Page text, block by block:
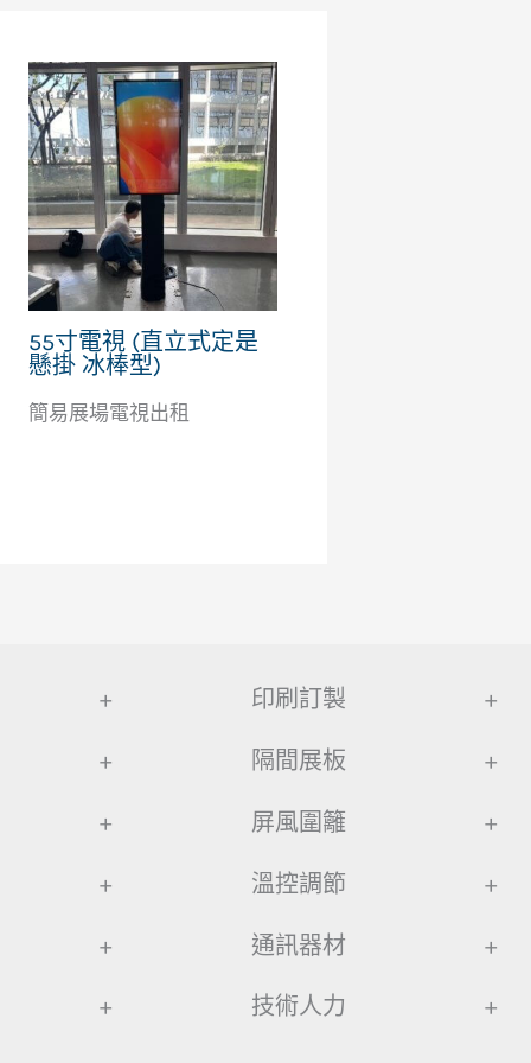
55寸電視 (直立式定是
懸掛 冰棒型)
簡易展場電視出租
+
+
+
+
+
+
印刷訂製 +
隔間展板 +
屏風圍籬 +
溫控調節 +
通訊器材 +
技術人力 +